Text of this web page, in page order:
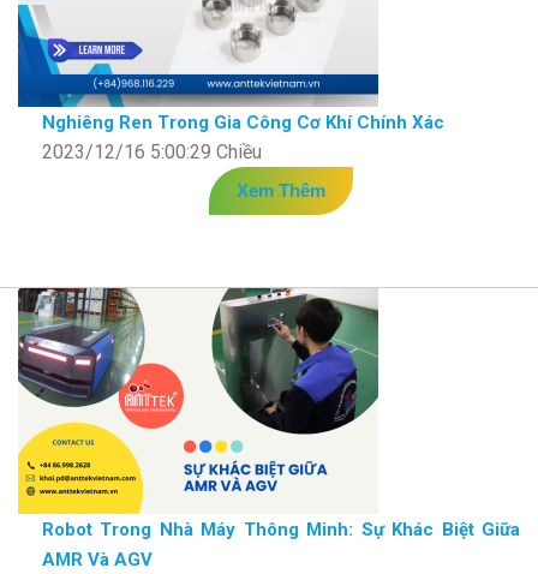
Nghiêng Ren Trong Gia Công Cơ Khí Chính Xác
2023/12/16 5:00:29 Chiều
Xem Thêm
Robot Trong Nhà Máy Thông Minh: Sự Khác Biệt Giữa
AMR Và AGV